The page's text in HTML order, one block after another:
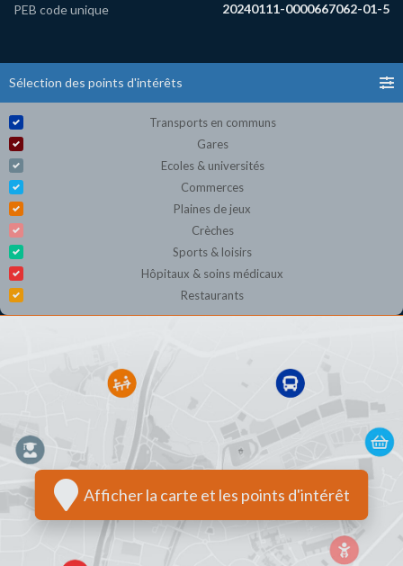
PEB code unique
20240111-0000667062-01-5
Sélection des points d'intérêts
Transports en communs
Gares
Ecoles & universités
Commerces
Plaines de jeux
Crèches
Sports & loisirs
Hôpitaux & soins médicaux
Restaurants
Afficher la carte et les points d'intérêt